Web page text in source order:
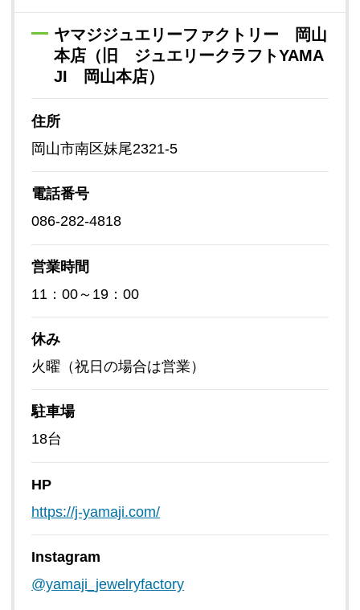
ヤマジジュエリーファクトリー 岡山
本店（旧 ジュエリークラフトYAMA
JI 岡山本店）
住所
岡山市南区妹尾2321-5
電話番号
086-282-4818
営業時間
11：00～19：00
休み
火曜（祝日の場合は営業）
駐車場
18台
HP
https://j-yamaji.com/
Instagram
@yamaji_jewelryfactory